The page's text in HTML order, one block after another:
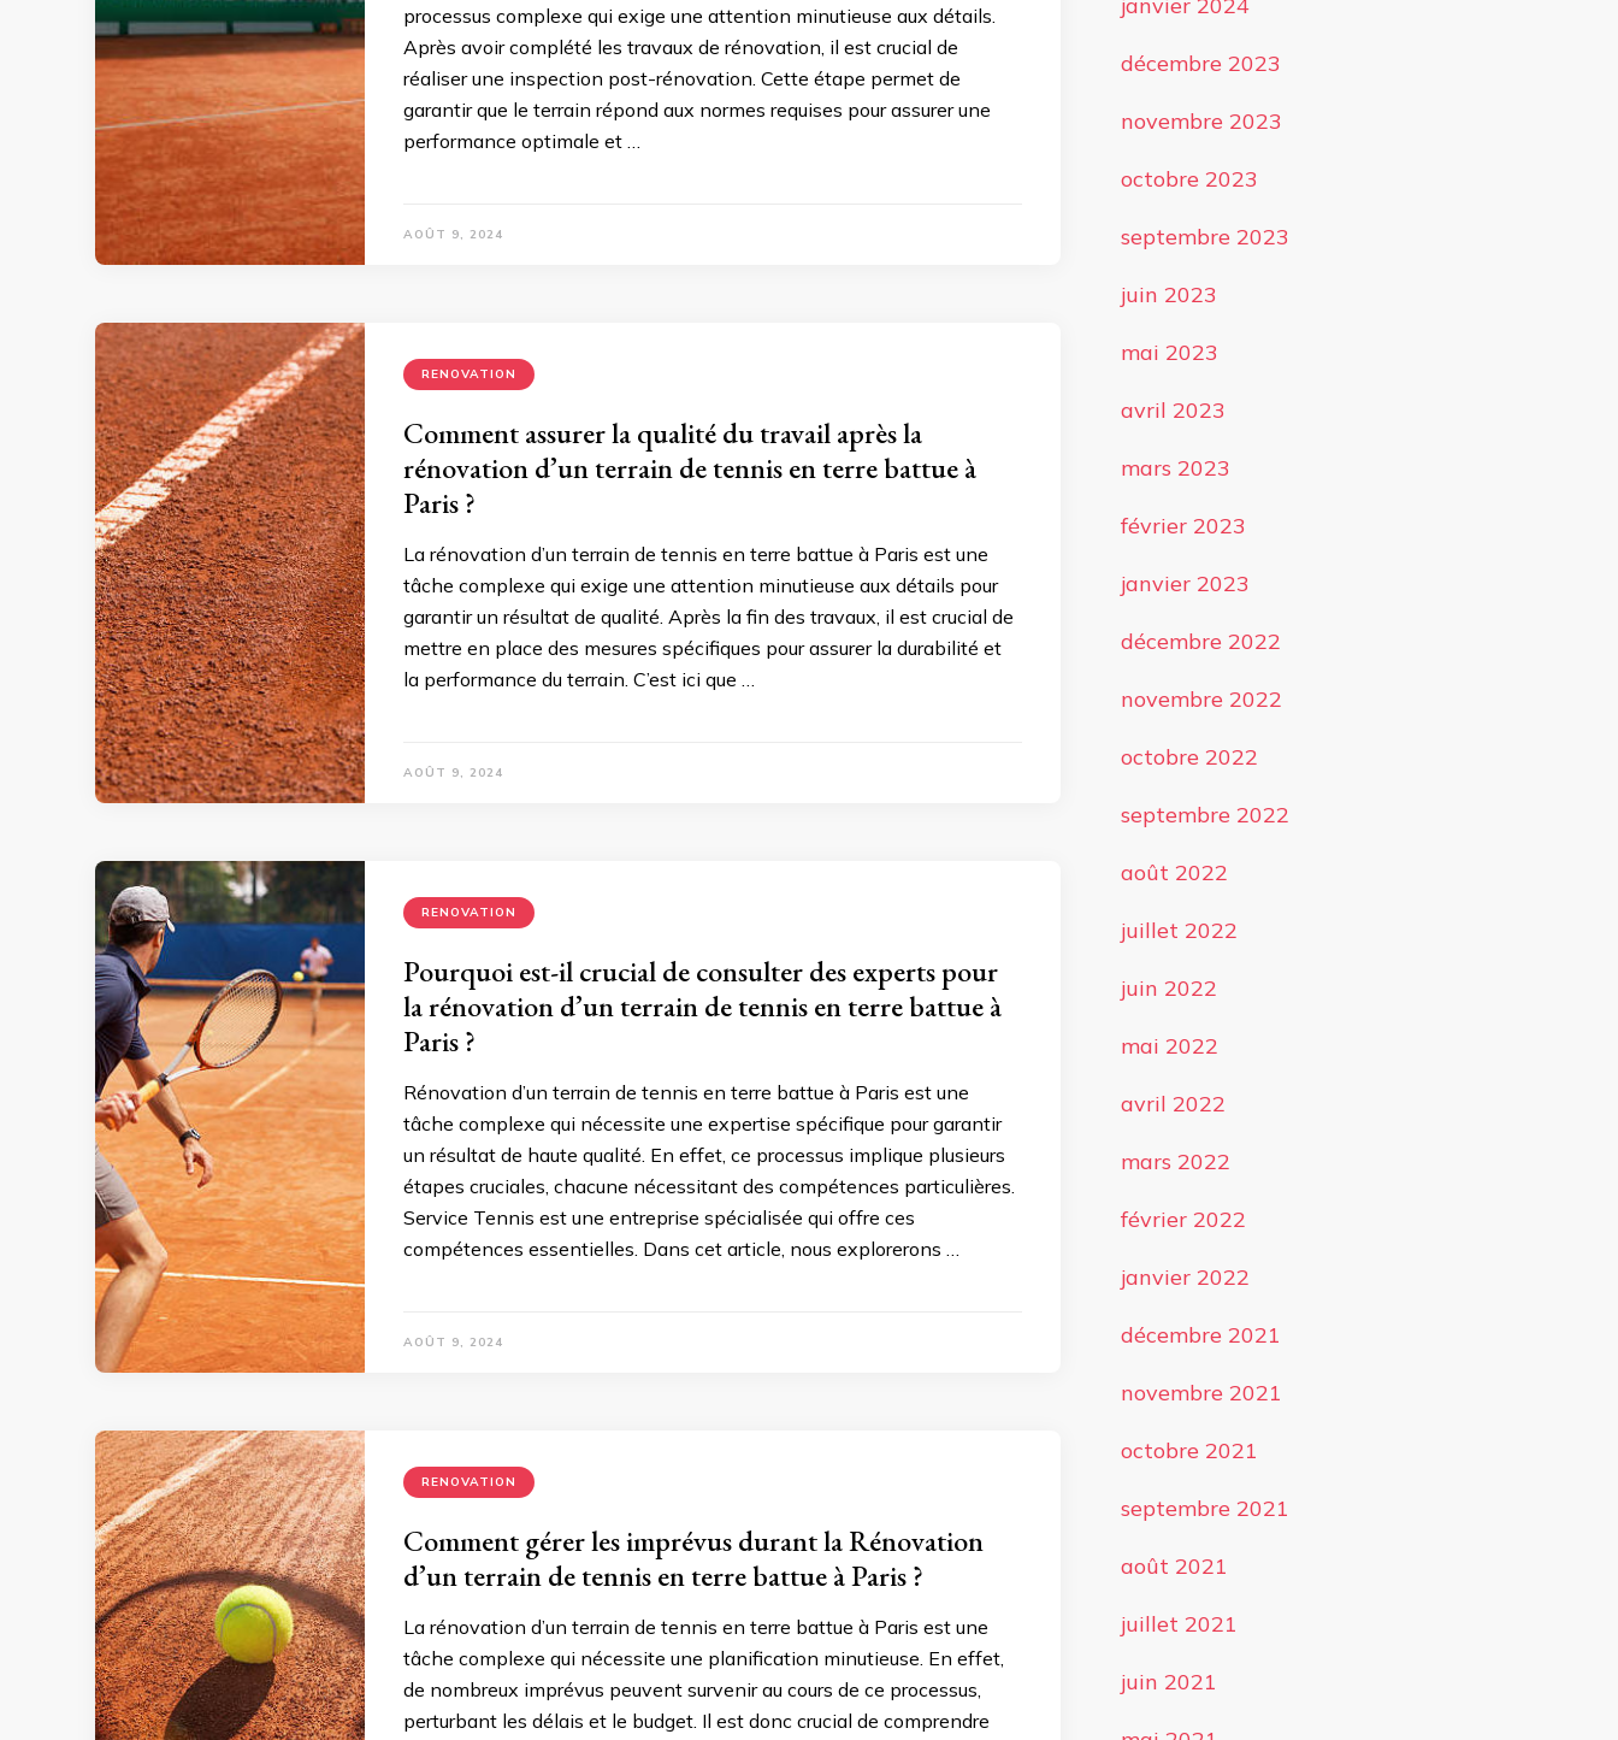
processus complexe qui exige une attention minutieuse aux détails.
Après avoir complété les travaux de rénovation, il est crucial de
réaliser une inspection post-rénovation. Cette étape permet de
garantir que le terrain répond aux normes requises pour assurer une
performance optimale et …
AOÛT 9, 2024
RENOVATION
Comment assurer la qualité du travail après la
rénovation d’un terrain de tennis en terre battue à
Paris ?
La rénovation d’un terrain de tennis en terre battue à Paris est une
tâche complexe qui exige une attention minutieuse aux détails pour
garantir un résultat de qualité. Après la fin des travaux, il est crucial de
mettre en place des mesures spécifiques pour assurer la durabilité et
la performance du terrain. C’est ici que …
AOÛT 9, 2024
RENOVATION
Pourquoi est-il crucial de consulter des experts pour
la rénovation d’un terrain de tennis en terre battue à
Paris ?
Rénovation d’un terrain de tennis en terre battue à Paris est une
tâche complexe qui nécessite une expertise spécifique pour garantir
un résultat de haute qualité. En effet, ce processus implique plusieurs
étapes cruciales, chacune nécessitant des compétences particulières.
Service Tennis est une entreprise spécialisée qui offre ces
compétences essentielles. Dans cet article, nous explorerons …
AOÛT 9, 2024
RENOVATION
Comment gérer les imprévus durant la Rénovation
d’un terrain de tennis en terre battue à Paris ?
La rénovation d’un terrain de tennis en terre battue à Paris est une
tâche complexe qui nécessite une planification minutieuse. En effet,
de nombreux imprévus peuvent survenir au cours de ce processus,
perturbant les délais et le budget. Il est donc crucial de comprendre
décembre 2023
novembre 2023
octobre 2023
septembre 2023
juin 2023
mai 2023
avril 2023
mars 2023
février 2023
janvier 2023
décembre 2022
novembre 2022
octobre 2022
septembre 2022
août 2022
juillet 2022
juin 2022
mai 2022
avril 2022
mars 2022
février 2022
janvier 2022
décembre 2021
novembre 2021
octobre 2021
septembre 2021
août 2021
juillet 2021
juin 2021